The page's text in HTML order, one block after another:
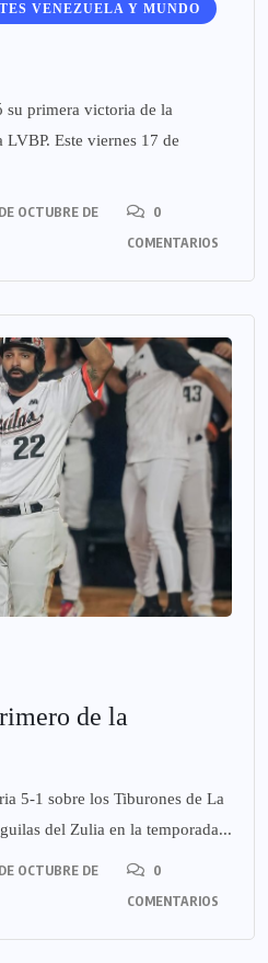
VENEZUELA Y MUNDO
su primera victoria de la
Este viernes 17 de
OCTUBRE DE
0
COMENTARIOS
de la
5-1 sobre los Tiburones de La
del Zulia en la temporada...
OCTUBRE DE
0
COMENTARIOS